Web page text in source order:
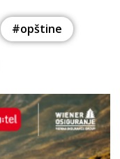
#opštine